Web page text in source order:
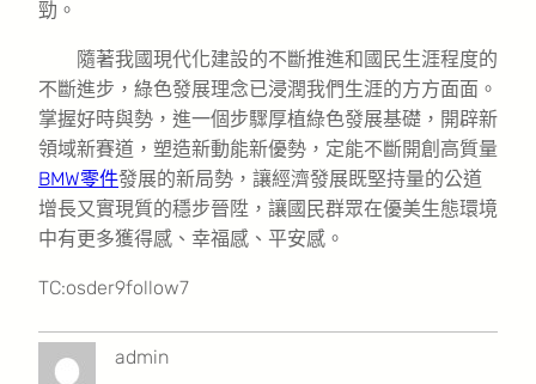
勁。
隨著我國現代化建設的不斷推進和國民生涯程度的
不斷進步，綠色發展理念已浸潤我們生涯的方方面面。
掌握好時與勢，進一個步驟厚植綠色發展基礎，開辟新
領域新賽道，塑造新動能新優勢，定能不斷開創高質量
BMW零件發展的新局勢，讓經濟發展既堅持量的公道
增長又實現質的穩步晉陞，讓國民群眾在優美生態環境
中有更多獲得感、幸福感、平安感。
TC:osder9follow7
admin